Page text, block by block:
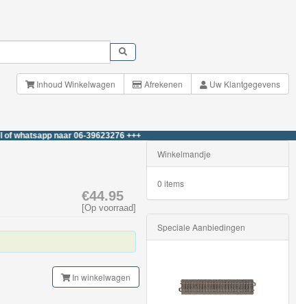
Inhoud Winkelwagen Afrekenen
Uw Klantgegevens
naar 06-39623276 +++
€44.95
[Op voorraad]
In winkelwagen
Winkelmandje
0 items
Speciale Aanbiedingen